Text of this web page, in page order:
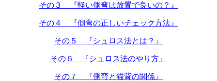
その３ 『軽い側弯は放置で良いの？』
その４ 『側弯の正しいチェック方法』
その５ 『シュロス法とは？』
その６ 『シュロス法のやり方』
その７ 『側弯と猫背の関係』